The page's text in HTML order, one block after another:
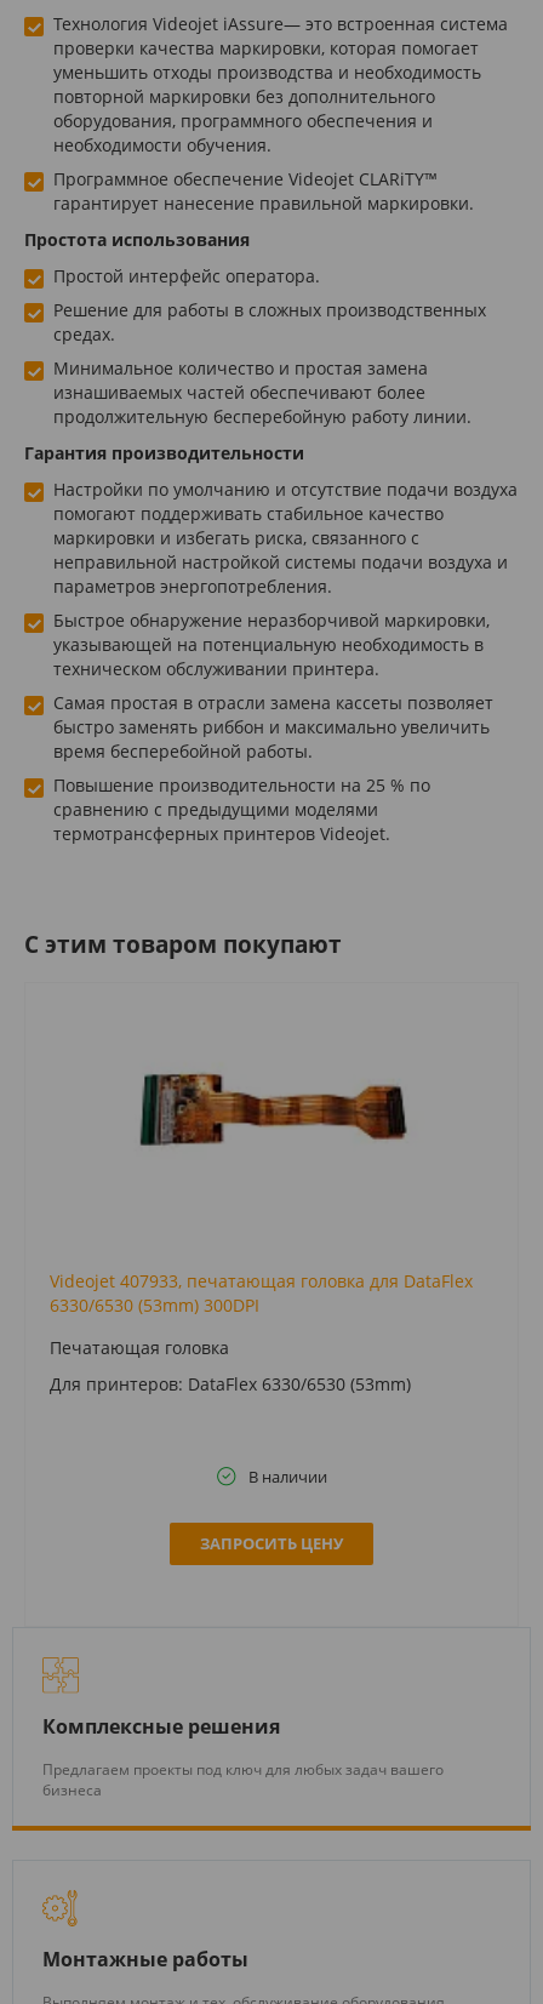
Технология Videojet iAssure— это встроенная система
проверки качества маркировки, которая помогает
уменьшить отходы производства и необходимость
повторной маркировки без дополнительного
оборудования, программного обеспечения и
необходимости обучения.
Программное обеспечение Videojet CLARiTY™
гарантирует нанесение правильной маркировки.
Простота использования
Простой интерфейс оператора.
Решение для работы в сложных производственных
средах.
Минимальное количество и простая замена
изнашиваемых частей обеспечивают более
продолжительную бесперебойную работу линии.
Гарантия производительности
Настройки по умолчанию и отсутствие подачи воздуха
помогают поддерживать стабильное качество
маркировки и избегать риска, связанного с
неправильной настройкой системы подачи воздуха и
параметров энергопотребления.
Быстрое обнаружение неразборчивой маркировки,
указывающей на потенциальную необходимость в
техническом обслуживании принтера.
Самая простая в отрасли замена кассеты позволяет
быстро заменять риббон и максимально увеличить
время бесперебойной работы.
Повышение производительности на 25 % по
сравнению с предыдущими моделями
термотрансферных принтеров Videojet.
C этим товаром покупают
Videojet 407933, печатающая головка для DataFlex
6330/6530 (53mm) 300DPI
Печатающая головка
Для принтеров: DataFlex 6330/6530 (53mm)
В наличии
ЗАПРОСИТЬ ЦЕНУ
Комплексные решения
Предлагаем проекты под ключ для любых задач вашего
бизнеса
Монтажные работы